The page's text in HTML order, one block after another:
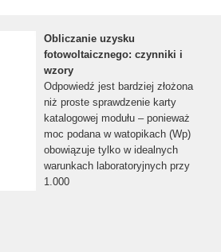
Obliczanie uzysku
fotowoltaicznego: czynniki i
wzory
Odpowiedź jest bardziej złożona
niż proste sprawdzenie karty
katalogowej modułu – ponieważ
moc podana w watopikach (Wp)
obowiązuje tylko w idealnych
warunkach laboratoryjnych przy
1.000